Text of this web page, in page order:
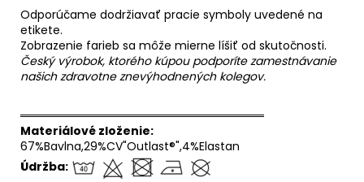
Odporúčame dodržiavať pracie symboly uvedené na
etikete.
Zobrazenie farieb sa môže mierne líšiť od skutočnosti.
Český výrobok, ktorého kúpou podporíte zamestnávanie
našich zdravotne znevýhodnených kolegov.
══════════════════════════════
Materiálové zloženie:
67%Bavlna,29%CV"Outlast®",4%Elastan
Údržba: